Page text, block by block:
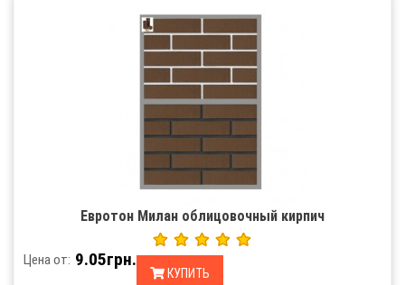
Евротон Милан облицовочный кирпич
Цена от: 9.05грн.
КУПИТЬ